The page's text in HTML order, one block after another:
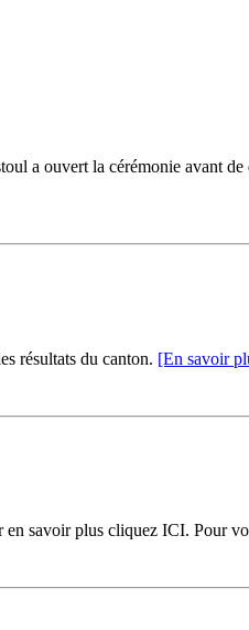
ouvert la cérémonie avant
résultats du canton. [En savoir
en savoir plus cliquez ICI. Pour